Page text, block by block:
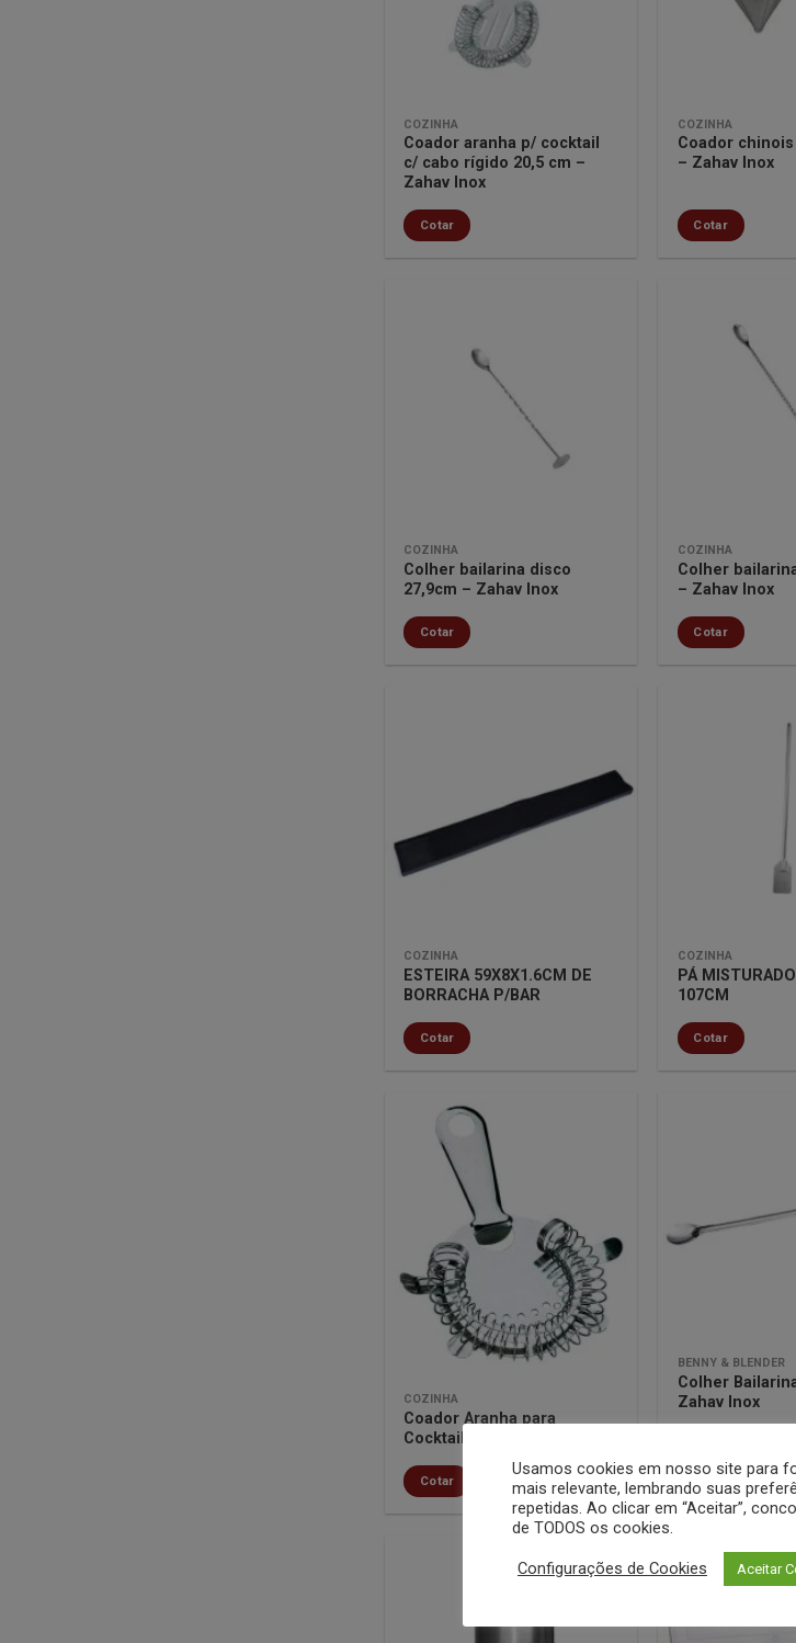
COZINHA
Coador aranha p/ cocktail
c/ cabo rígido 20,5 cm –
Zahav Inox
Cotar
COZINHA
Coador
– Zahav Inox
Cotar
COZINHA
Colher bailarina disco
27,9cm – Zahav Inox
Cotar
COZINHA
Colher
– Zahav Inox
Cotar
Minha
lista de
desejos
COZINHA
ESTEIRA 59X8X1.6CM DE
BORRACHA P/BAR
Cotar
COZINHA
PÁ
107CM
Cotar
desejos
COZINHA
Coador Aranha para
Cocktail – Zahav Inox
Cotar
BENNY & BLENDER
Colher
Zahav Inox
Usamos cookies em nosso site para
mais relevante, lembrando suas
repetidas. Ao clicar em “Aceitar”,
de TODOS os cookies.
Configurações de Cookies Aceitar